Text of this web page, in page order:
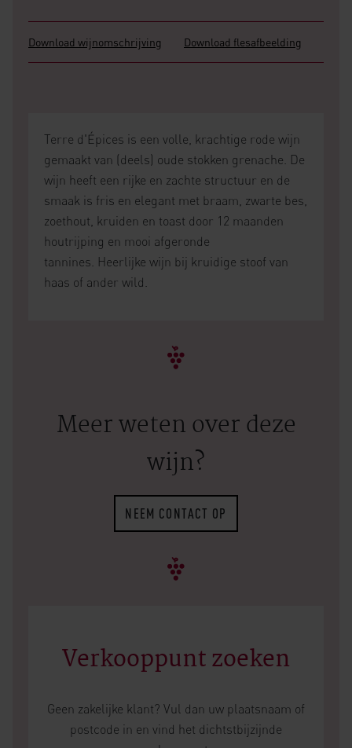
Download wijnomschrijving Download flesafbeelding
Terre d'Épices is een volle, krachtige rode wijn
gemaakt van (deels) oude stokken grenache. De
wijn heeft een rijke en zachte structuur en de
smaak is fris en elegant met braam, zwarte bes,
zoethout, kruiden en toast door 12 maanden
houtrijping en mooi afgeronde
tannines. Heerlijke wijn bij kruidige stoof van
haas of ander wild.
Meer weten over deze
wijn?
NEEM CONTACT OP
Verkooppunt zoeken
Geen zakelijke klant? Vul dan uw plaatsnaam of
postcode in en vind het dichtstbijzijnde